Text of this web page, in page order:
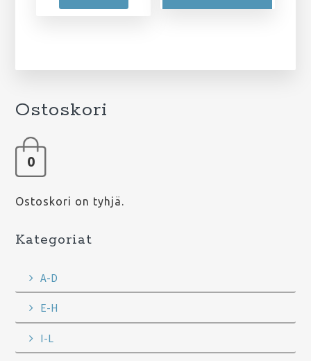
Ostoskori
0
Ostoskori on tyhjä.
Kategoriat
A-D
E-H
I-L